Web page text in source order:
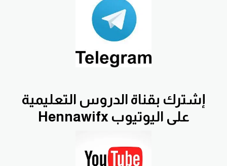
إشترك بقناة الدروس التعليمية
Hennawifx على اليوتيوب